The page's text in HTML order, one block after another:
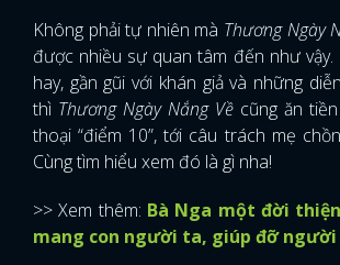
Không phải tự nhiên mà Thương Ngày
được nhiều sự quan tâm đến như vậy.
hay, gần gũi với khán giả và những
thì Thương Ngày Nắng Về cũng ăn
thoại “điểm 10”, tới câu trách mẹ
Cùng tìm hiểu xem đó là gì nha!
>> Xem thêm: Bà Nga một đời
mang con người ta, giúp đỡ